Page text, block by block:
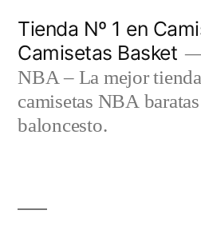
contenido
Tienda Nº 1 en
Camisetas Basket
NBA – La mejor
camisetas NBA
baloncesto.